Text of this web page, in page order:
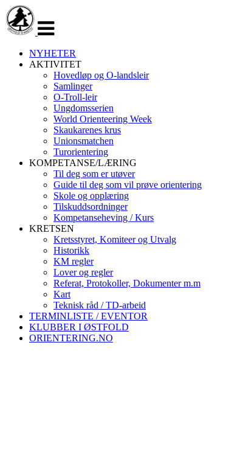
navigasjon
NYHETER
AKTIVITET
Hovedløp og O-landsleir
Samlinger
O-Troll-leir
Ungdomsserien
World Orienteering Week
Skaukarenes krus
Unionsmatchen
Turorientering
KOMPETANSE/LÆRING
Til deg som er utøver
Guide til deg som vil prøve orientering
Skole og opplæring
Tilskuddsordninger
Kompetanseheving / Kurs
KRETSEN
Kretsstyret, Komiteer og Utvalg
Historikk
KM regler
Lover og regler
Referat, Protokoller, Dokumenter m.m
Kart
Teknisk råd / TD-arbeid
TERMINLISTE / EVENTOR
KLUBBER I ØSTFOLD
ORIENTERING.NO